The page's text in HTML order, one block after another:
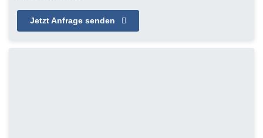
Jetzt Anfrage senden